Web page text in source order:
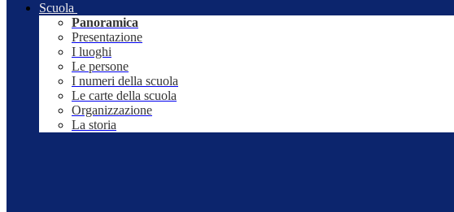
Scuola
Panoramica
Presentazione
I luoghi
Le persone
I numeri della scuola
Le carte della scuola
Organizzazione
La storia